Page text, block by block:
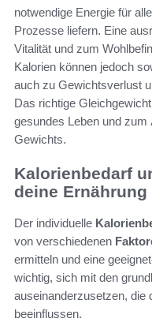
notwendige Energie für
Prozesse liefern. Eine
Vitalität und zum
Kalorien können jedoch
auch zu Gewichtsverlust
Das richtige
gesundes Leben und zum
Gewichts.
Kalorienbedarf
deine Ernährung
Der individuelle
von verschiedenen
ermitteln und eine
wichtig, sich mit den
auseinanderzusetzen, die
beeinflussen.